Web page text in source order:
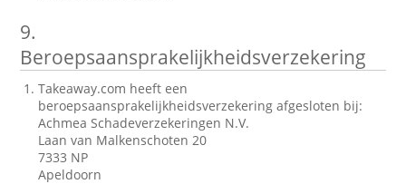
9.
Beroepsaansprakelijkheidsverzekering
Takeaway.com heeft een
beroepsaansprakelijkheidsverzekering afgesloten bij:
Achmea Schadeverzekeringen N.V.
Laan van Malkenschoten 20
7333 NP
Apeldoorn